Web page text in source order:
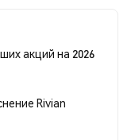
акций на 2026
Rivian